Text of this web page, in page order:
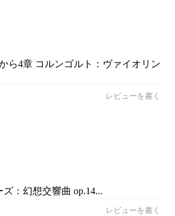
ら4章 コルンゴルト：ヴァイオリン
レビューを書く
：幻想交響曲 op.14...
レビューを書く